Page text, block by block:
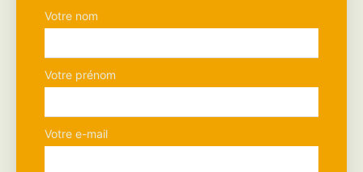
Votre nom
Votre prénom
Votre e-mail